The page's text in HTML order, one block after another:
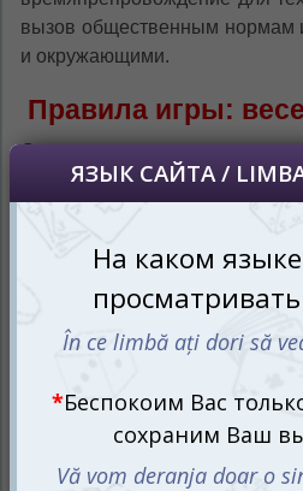
вызов общественным нормам
и окружающими.
Правила игры:
Суть игры проста, но
Каждый игрок по очереди
вопросом или
наиболее смешным,
ответом. Все белые карты
выбирает самый смешной
после чего владелец этой
останется не смеющихся